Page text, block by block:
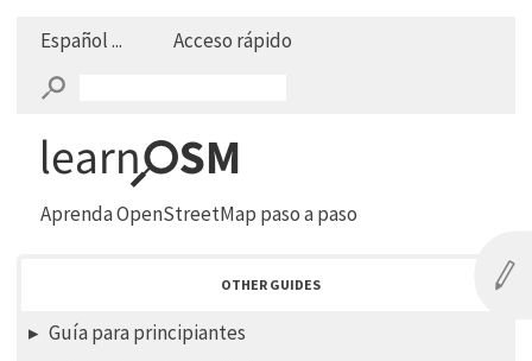
Español ... Acceso rápido
Aprenda OpenStreetMap paso a paso
OTHER GUIDES
Guía para principiantes